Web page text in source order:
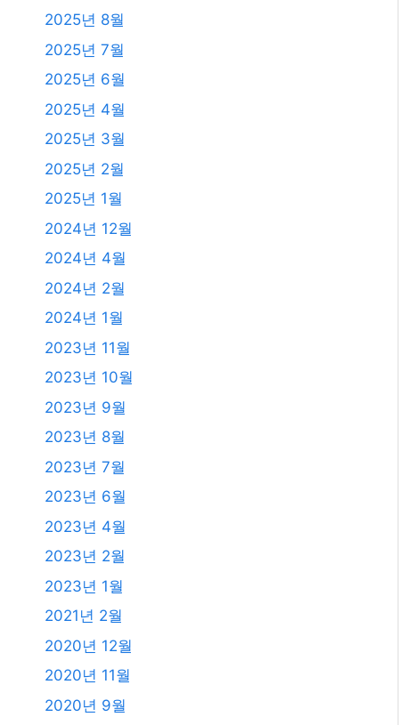
2025년 8월
2025년 7월
2025년 6월
2025년 4월
2025년 3월
2025년 2월
2025년 1월
2024년 12월
2024년 4월
2024년 2월
2024년 1월
2023년 11월
2023년 10월
2023년 9월
2023년 8월
2023년 7월
2023년 6월
2023년 4월
2023년 2월
2023년 1월
2021년 2월
2020년 12월
2020년 11월
2020년 9월